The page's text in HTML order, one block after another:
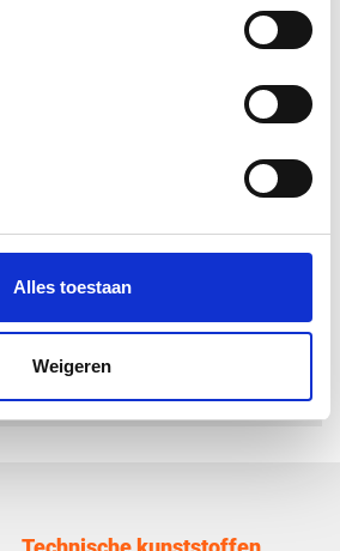
Alles toestaan
Weigeren
PTFE wit FG - XT
€ 750,-gratis bezorgd
check_circle2-5dagen levertijd